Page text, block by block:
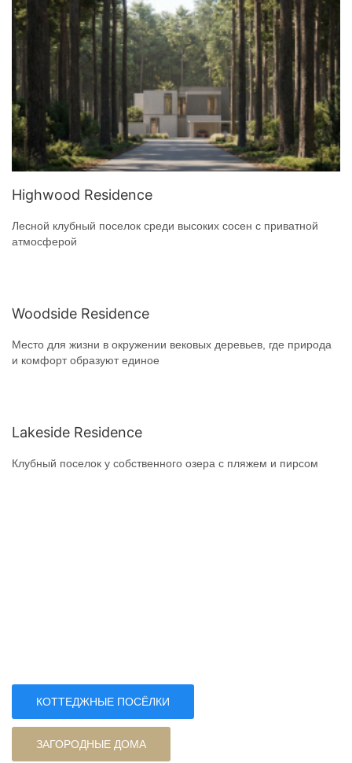
Highwood Residence
Лесной клубный поселок среди высоких сосен с приватной
атмосферой
Woodside Residence
Место для жизни в окружении вековых деревьев, где природа
и комфорт образуют единое
Lakeside Residence
Клубный поселок у собственного озера с пляжем и пирсом
КОТТЕДЖНЫЕ ПОСЁЛКИ
ЗАГОРОДНЫЕ ДОМА